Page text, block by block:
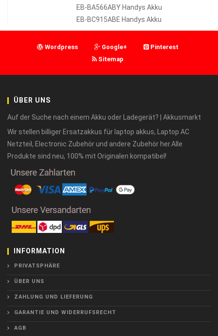
EB-BA566ABY Handys Akku
EB-BC915ABE Handys Akku
Wordpress Google+
Pinterest
Sitemap
ÜBER UNS
Auf der Suche nach einem Akku oder Ladegerät? | Akkusmarkt
Wir stellen billiger Ersatzakkus für laptop akkus, Laptop AC
Netzteil, Electronic Zubehör und andere Zubehör her.Alle
Produkte sind neu, 100% mit Originalen kompatibel!
INFORMATION
PRIVATSPHÄRE
ÜBER UNS
ZAHLUNG UND LIEFERUNG
GARANTIE UND WIDERRUFSRECHT
AGB